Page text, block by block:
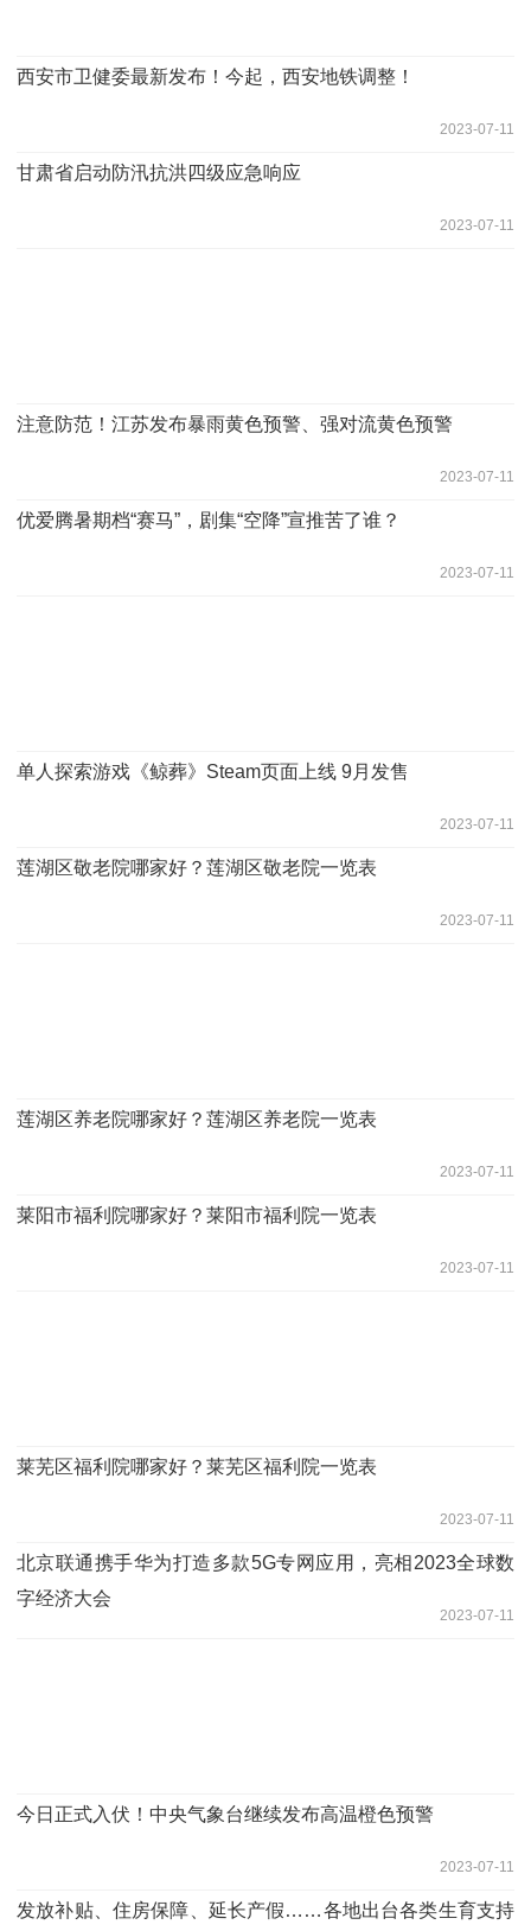
西安市卫健委最新发布！今起，西安地铁调整！
2023-07-11
甘肃省启动防汛抗洪四级应急响应
2023-07-11
注意防范！江苏发布暴雨黄色预警、强对流黄色预警
2023-07-11
优爱腾暑期档“赛马”，剧集“空降”宣推苦了谁？
2023-07-11
单人探索游戏《鲸葬》Steam页面上线 9月发售
2023-07-11
莲湖区敬老院哪家好？莲湖区敬老院一览表
2023-07-11
莲湖区养老院哪家好？莲湖区养老院一览表
2023-07-11
莱阳市福利院哪家好？莱阳市福利院一览表
2023-07-11
莱芜区福利院哪家好？莱芜区福利院一览表
2023-07-11
北京联通携手华为打造多款5G专网应用，亮相2023全球数
字经济大会
2023-07-11
今日正式入伏！中央气象台继续发布高温橙色预警
2023-07-11
发放补贴、住房保障、延长产假……各地出台各类生育支持